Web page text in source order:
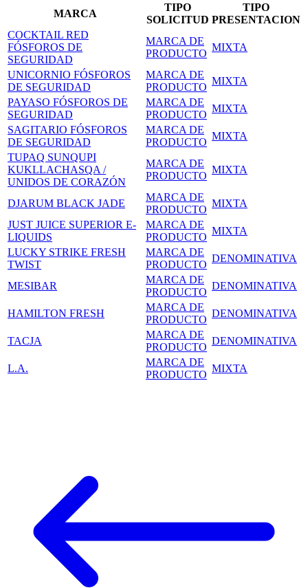
MARCA
TIPO
SOLICITUD
TIPO
PRESENTACION
COCKTAIL RED
FÓSFOROS DE
SEGURIDAD
MARCA DE
PRODUCTO
MIXTA
UNICORNIO FÓSFOROS
DE SEGURIDAD
MARCA DE
PRODUCTO
MIXTA
PAYASO FÓSFOROS DE
SEGURIDAD
MARCA DE
PRODUCTO
MIXTA
SAGITARIO FÓSFOROS
DE SEGURIDAD
MARCA DE
PRODUCTO
MIXTA
TUPAQ SUNQUPI
KUKLLACHASQA /
UNIDOS DE CORAZÓN
MARCA DE
PRODUCTO
MIXTA
DJARUM BLACK JADE
MARCA DE
PRODUCTO
MIXTA
JUST JUICE SUPERIOR E-
LIQUIDS
MARCA DE
PRODUCTO
MIXTA
LUCKY STRIKE FRESH
TWIST
MARCA DE
PRODUCTO
DENOMINATIVA
MESIBAR
MARCA DE
PRODUCTO
DENOMINATIVA
HAMILTON FRESH
MARCA DE
PRODUCTO
DENOMINATIVA
TACJA
MARCA DE
PRODUCTO
DENOMINATIVA
L.A.
MARCA DE
PRODUCTO
MIXTA